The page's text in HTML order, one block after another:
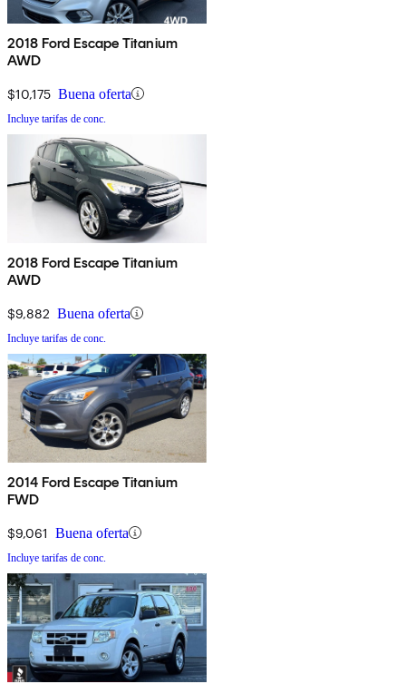
2018 Ford Escape Titanium
AWD
$10,175 Buena oferta
Incluye tarifas de conc.
2018 Ford Escape Titanium
AWD
$9,882 Buena oferta
Incluye tarifas de conc.
2014 Ford Escape Titanium
FWD
$9,061 Buena oferta
Incluye tarifas de conc.